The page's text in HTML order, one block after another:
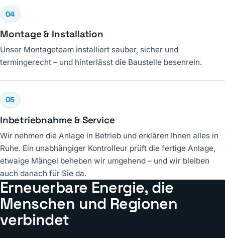
04
Montage & Installation
Unser Montageteam installiert sauber, sicher und
termingerecht – und hinterlässt die Baustelle besenrein.
05
Inbetriebnahme & Service
Wir nehmen die Anlage in Betrieb und erklären Ihnen alles in
Ruhe. Ein unabhängiger Kontrolleur prüft die fertige Anlage,
etwaige Mängel beheben wir umgehend – und wir bleiben
auch danach für Sie da.
Erneuerbare Energie, die
Menschen und Regionen
verbindet